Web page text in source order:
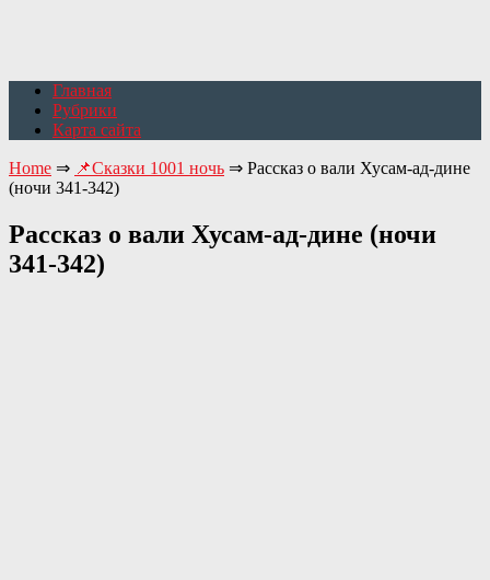
Главная
Рубрики
Карта сайта
Home ⇒ 📌Сказки 1001 ночь ⇒ Рассказ о вали Хусам-ад-дине
(ночи 341-342)
Рассказ о вали Хусам-ад-дине (ночи
341-342)